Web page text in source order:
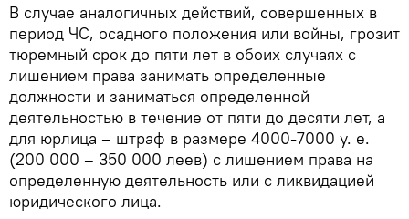
В случае аналогичных действий, совершенных в
период ЧС, осадного положения или войны, грозит
тюремный срок до пяти лет в обоих случаях с
лишением права занимать определенные
должности и заниматься определенной
деятельностью в течение от пяти до десяти лет, а
для юрлица – штраф в размере 4000-7000 у. е.
(200 000 – 350 000 леев) с лишением права на
определенную деятельность или с ликвидацией
юридического лица.